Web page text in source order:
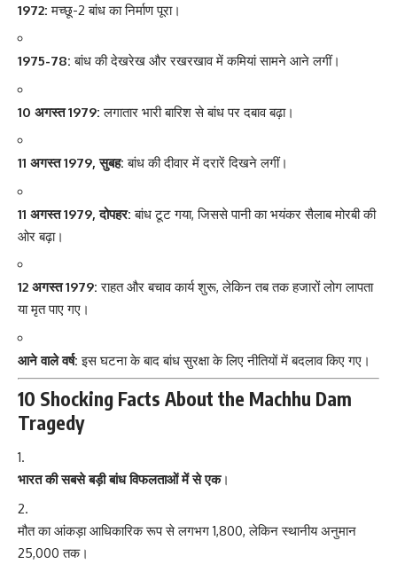
1972: मच्छू-2 बांध का निर्माण पूरा।
1975-78: बांध की देखरेख और रखरखाव में कमियां सामने आने लगीं।
10 अगस्त 1979: लगातार भारी बारिश से बांध पर दबाव बढ़ा।
11 अगस्त 1979, सुबह: बांध की दीवार में दरारें दिखने लगीं।
11 अगस्त 1979, दोपहर: बांध टूट गया, जिससे पानी का भयंकर सैलाब मोरबी की
ओर बढ़ा।
12 अगस्त 1979: राहत और बचाव कार्य शुरू, लेकिन तब तक हजारों लोग लापता
या मृत पाए गए।
आने वाले वर्ष: इस घटना के बाद बांध सुरक्षा के लिए नीतियों में बदलाव किए गए।
10 Shocking Facts About the Machhu Dam
Tragedy
भारत की सबसे बड़ी बांध विफलताओं में से एक।
मौत का आंकड़ा आधिकारिक रूप से लगभग 1,800, लेकिन स्थानीय अनुमान
25,000 तक।